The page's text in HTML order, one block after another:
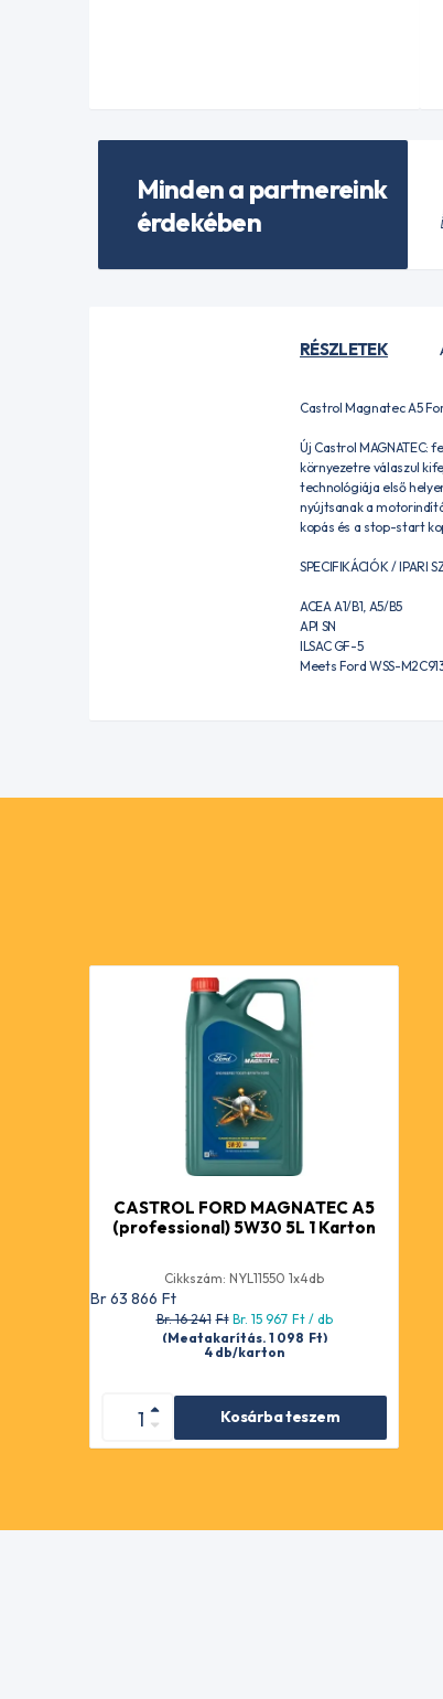
Minden a partnereink
érdekében
RÉSZLETEK
Castrol Magnatec A5
Új Castrol
környezetre válaszul
technológiája első
nyújtsanak a
kopás és a stop-start
SPECIFIKÁCIÓK / IPARI
ACEA A1/B1, A5/B5
API SN
ILSAC GF-5
Meets Ford WSS-
CASTROL FORD MAGNATEC A5
(professional) 5W30 5L 1 Karton
Cikkszám: NYL11550 1x4db
Br 63 866 Ft
Br. 16 241 Ft Br. 15 967 Ft/ db
(Megtakarítás. 1 098 Ft)
4 db/karton
Kosárba teszem